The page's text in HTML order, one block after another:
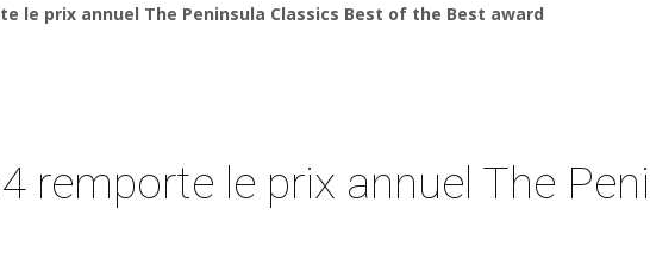
le prix annuel The Peninsula Classics Best of the Best award
remporte le prix annuel The